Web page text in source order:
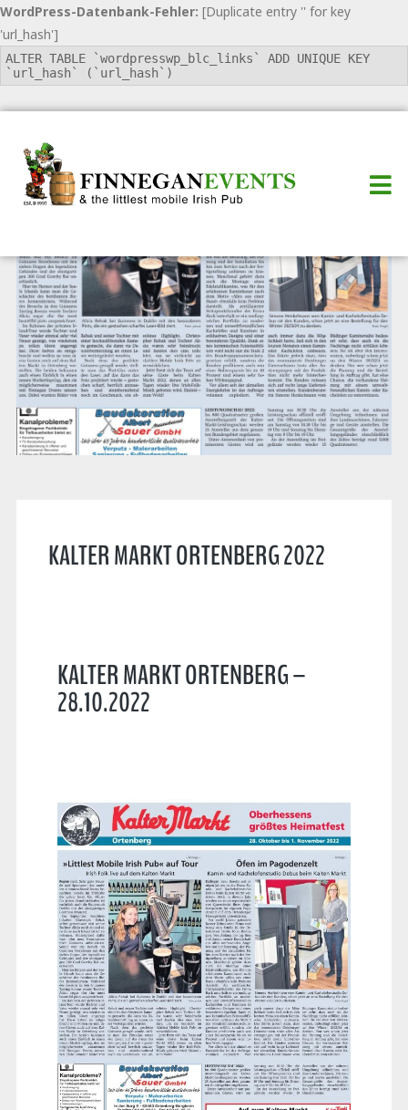
WordPress-Datenbank-Fehler: [Duplicate entry '' for key
'url_hash']
ALTER TABLE `wordpresswp_blc_links` ADD UNIQUE KEY
`url_hash` (`url_hash`)
KALTER MARKT ORTENBERG 2022
KALTER MARKT ORTENBERG –
28.10.2022